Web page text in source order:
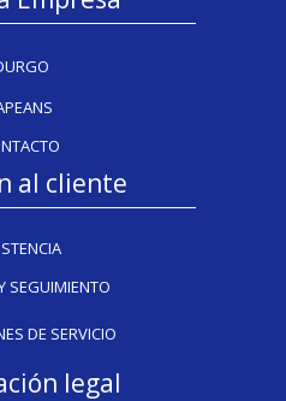
al cliente
SEGUIMIENTO
DE SERVICIO
legal